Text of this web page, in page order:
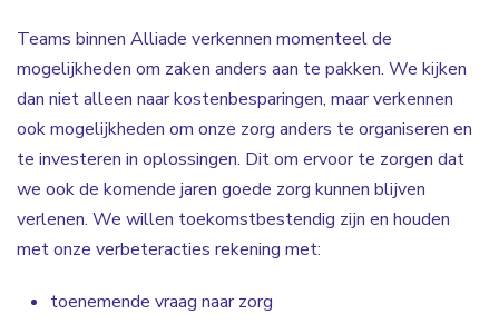
Teams binnen Alliade verkennen momenteel de
mogelijkheden om zaken anders aan te pakken. We kijken
dan niet alleen naar kostenbesparingen, maar verkennen
ook mogelijkheden om onze zorg anders te organiseren en
te investeren in oplossingen. Dit om ervoor te zorgen dat
we ook de komende jaren goede zorg kunnen blijven
verlenen. We willen toekomstbestendig zijn en houden
met onze verbeteracties rekening met:
toenemende vraag naar zorg